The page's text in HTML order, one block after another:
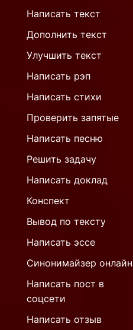
Написать текст
Дополнить текст
Улучшить текст
Написать рэп
Написать стихи
Проверить запятые
Написать песню
Решить задачу
Написать доклад
Конспект
Вывод по тексту
Написать эссе
Синонимайзер онлайн
Написать пост в
соцсети
Написать отзыв